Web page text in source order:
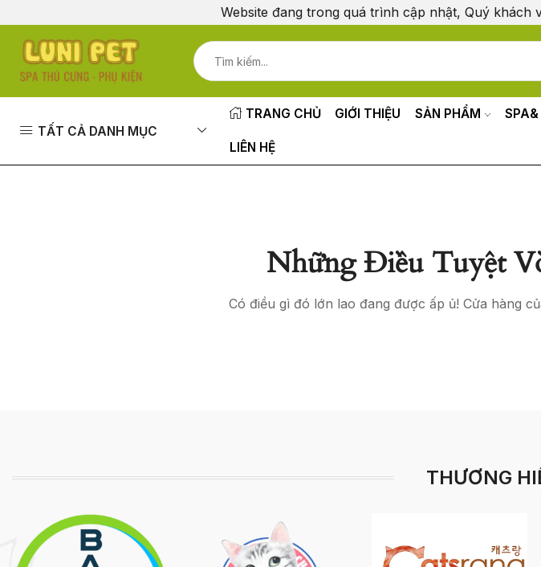
Website đang trong quá trình cập nhật, Quý khách
TẤT CẢ DANH MỤC
TRANG CHỦ GIỚI THIỆU SẢN PHẨM SPA&
LIÊN HỆ
Những Điều Tuyệt
Có điều gì đó lớn lao đang được ấp ủ! Cửa hàng
THƯƠNG